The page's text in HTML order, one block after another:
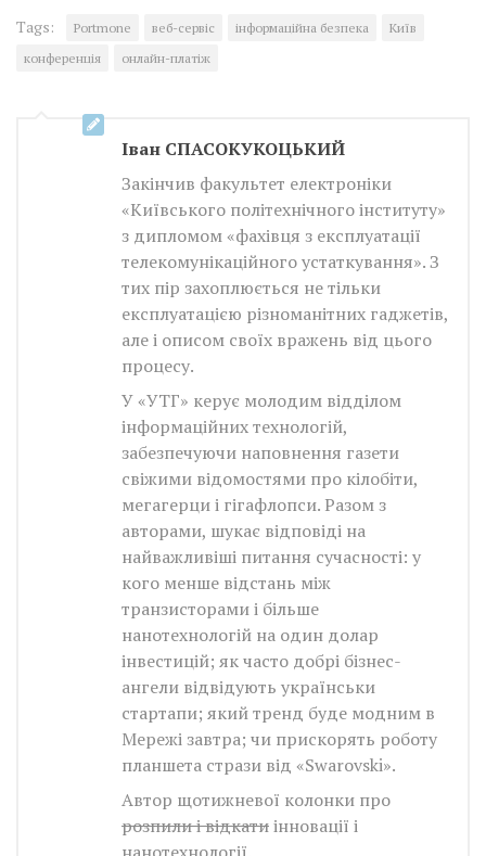
Tags: Portmone веб-сервіс інформаційна безпека
Київ
конференція
онлайн-платіж
Iван СПАСОКУКОЦЬКИЙ
Закінчив факультет електроніки
«Київського політехнічного інституту»
з дипломом «фахівця з експлуатації
телекомунікаційного устаткування». З
тих пір захоплюється не тільки
експлуатацією різноманітних гаджетів,
але і описом своїх вражень від цього
процесу.
У «УТГ» керує молодим відділом
інформаційних технологій,
забезпечуючи наповнення газети
свіжими відомостями про кілобіти,
мегагерци і гігафлопси. Разом з
авторами, шукає відповіді на
найважливіші питання сучасності: у
кого менше відстань між
транзисторами і більше
нанотехнологій на один долар
інвестицій; як часто добрі бізнес-
ангели відвідують українськи
стартапи; який тренд буде модним в
Мережі завтра; чи прискорять роботу
планшета стрази від «Swarovski».
Автор щотижневої колонки про
розпили і відкатиінновації і